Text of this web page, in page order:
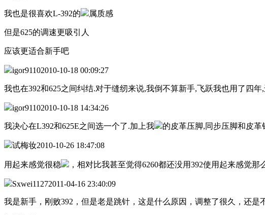
我也是很喜欢L-392的 属质感
但是625的调速更吸引人
应该更适合新手吧
igor91102010-10-18 00:09:27
我也在392和625之间纠结.对于缝纫来说,我倒不算新手,飞跃我也用了四年
igor91102010-10-18 14:34:26
我决心在L392和625E之间选一个了.加上我 的皮革压脚,同步压脚和皮革
试梅妆2010-10-26 18:47:08
用起来感觉很稳 ，相对比我甚至觉得6260都还没用392使用起来感觉
Sxwei11272011-04-16 23:40:09
我是新手，刚败392，但是老是跳针，这是什么原因，调整了很久，还是